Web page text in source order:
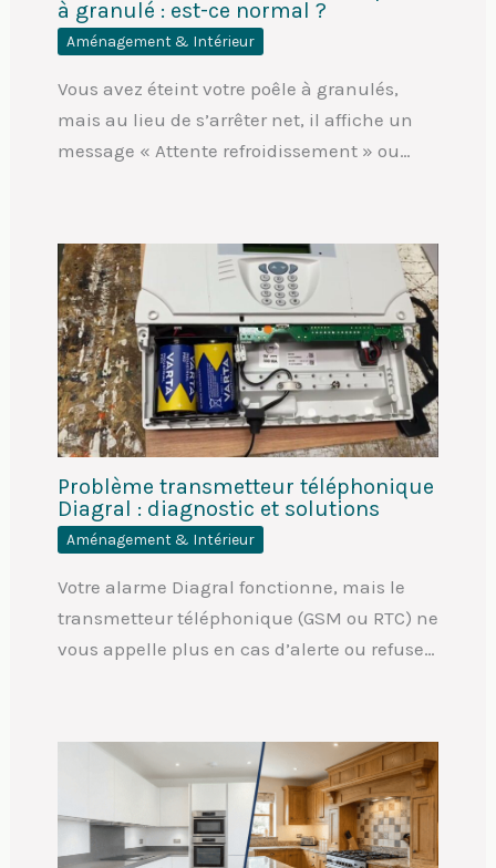
à granulé : est-ce normal ?
Aménagement & Intérieur
Vous avez éteint votre poêle à granulés,
mais au lieu de s’arrêter net, il affiche un
message « Attente refroidissement » ou…
Problème transmetteur téléphonique
Diagral : diagnostic et solutions
Aménagement & Intérieur
Votre alarme Diagral fonctionne, mais le
transmetteur téléphonique (GSM ou RTC) ne
vous appelle plus en cas d’alerte ou refuse…